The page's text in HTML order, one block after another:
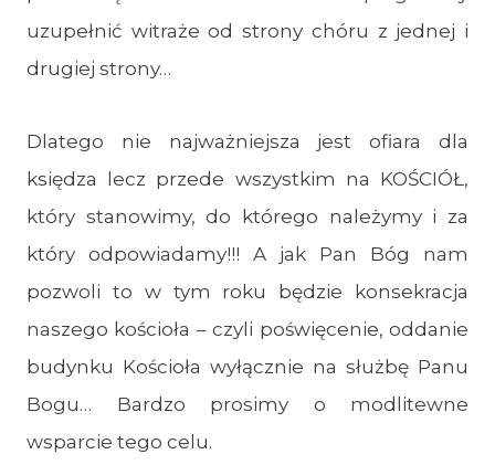
uzupełnić witraże od strony chóru z jednej i
drugiej strony…
Dlatego nie najważniejsza jest ofiara dla
księdza lecz przede wszystkim na KOŚCIÓŁ,
który stanowimy, do którego należymy i za
który odpowiadamy!!! A jak Pan Bóg nam
pozwoli to w tym roku będzie konsekracja
naszego kościoła – czyli poświęcenie, oddanie
budynku Kościoła wyłącznie na służbę Panu
Bogu… Bardzo prosimy o modlitewne
wsparcie tego celu.